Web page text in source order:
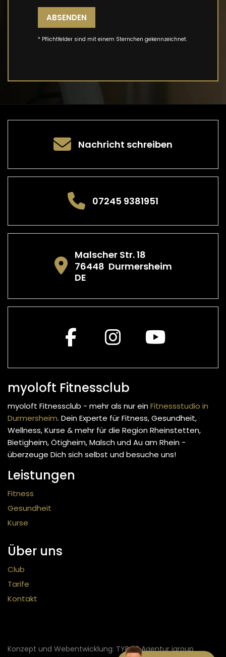
ABSENDEN
* Pflichtfelder sind mit einem Sternchen gekennzeichnet.
Nachricht schreiben
07245 9381951
Malscher Str. 18
76448 Durmersheim
DE
myoloft Fitnessclub
myoloft Fitnessclub - mehr als nur einFitnessstudio in
Durmersheim. Dein Experte für Fitness, Gesundheit,
Wellness, Kurse & mehr für die Region Rheinstetten,
Bietigheim, Ötigheim, Malsch und Au am Rhein -
überzeuge Dich sich selbst und besuche uns!
Leistungen
Fitness
Gesundheit
Kurse
Über uns
Club
Tarife
Kontakt
Konzept und Webentwicklung: TYPO3 Agentur igroup